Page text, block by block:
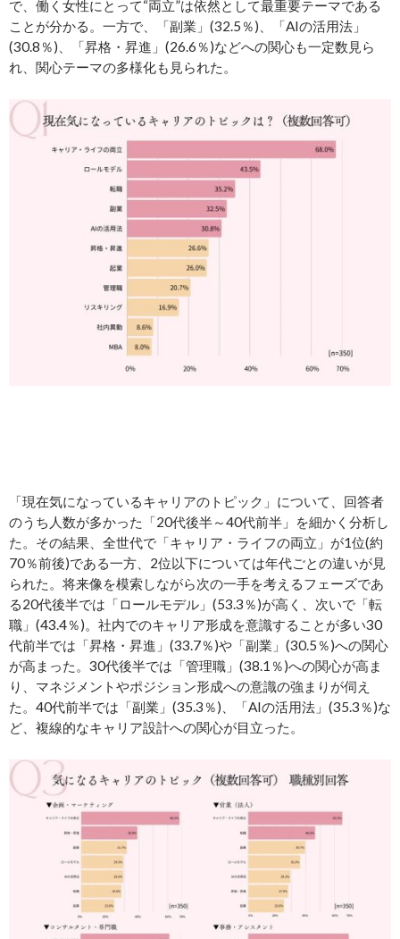
で、働く女性にとって“両立”は依然として最重要テーマである
ことが分かる。一方で、「副業」(32.5％)、「AIの活用法」
(30.8％)、「昇格・昇進」(26.6％)などへの関心も一定数見ら
れ、関心テーマの多様化も見られた。
「現在気になっているキャリアのトピック」について、回答者
のうち人数が多かった「20代後半～40代前半」を細かく分析し
た。その結果、全世代で「キャリア・ライフの両立」が1位(約
70％前後)である一方、2位以下については年代ごとの違いが見
られた。将来像を模索しながら次の一手を考えるフェーズであ
る20代後半では「ロールモデル」(53.3％)が高く、次いで「転
職」(43.4％)。社内でのキャリア形成を意識することが多い30
代前半では「昇格・昇進」(33.7％)や「副業」(30.5％)への関心
が高まった。30代後半では「管理職」(38.1％)への関心が高ま
り、マネジメントやポジション形成への意識の強まりが伺え
た。40代前半では「副業」(35.3％)、「AIの活用法」(35.3％)な
ど、複線的なキャリア設計への関心が目立った。